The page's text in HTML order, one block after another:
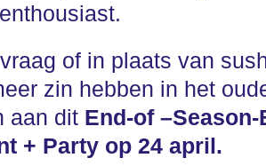
of in plaats van
zin hebben in het
aan dit End-of
+ Party op 24 april.